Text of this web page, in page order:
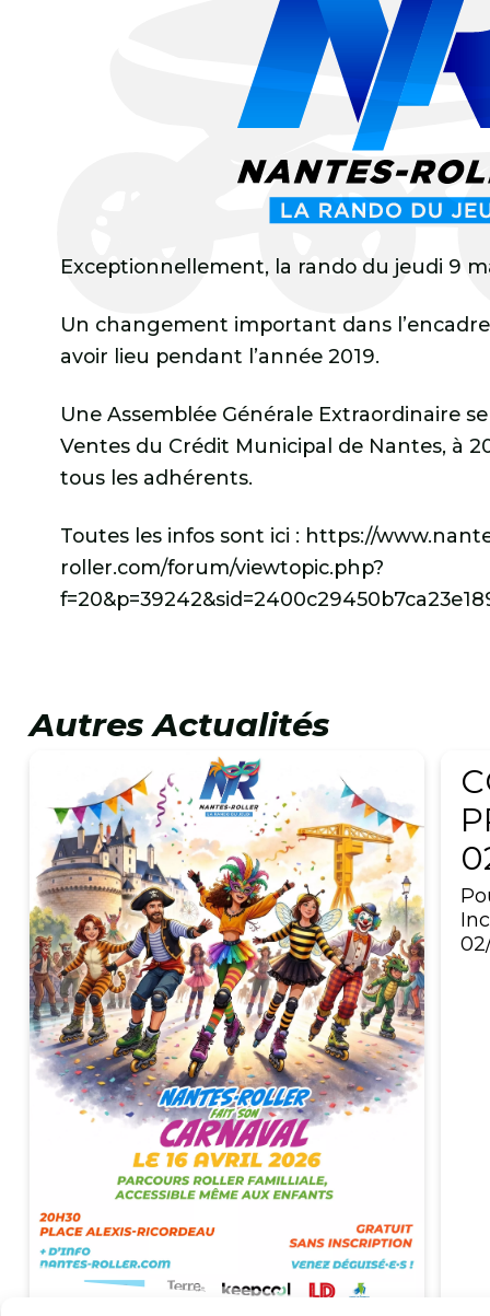
Exceptionnellement, la rando du jeudi 9
Un changement important dans
avoir lieu pendant l’année 2019.
Une Assemblée Générale Extraordinaire
Ventes du Crédit Municipal de Nantes, à
tous les adhérents.
Toutes les infos sont ici : https://
roller.com/forum/viewtopic.php?
Autres Actualités